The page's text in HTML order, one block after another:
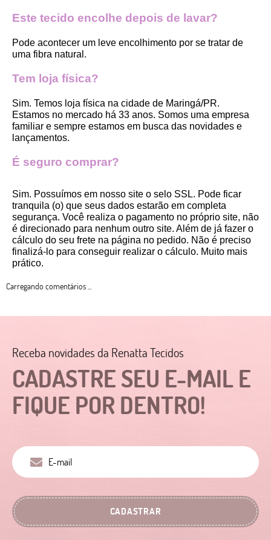
Este tecido encolhe depois de lavar?
Pode acontecer um leve encolhimento por se tratar de
uma fibra natural.
Tem loja física?
Sim. Temos loja física na cidade de Maringá/PR.
Estamos no mercado há 33 anos. Somos uma empresa
familiar e sempre estamos em busca das novidades e
lançamentos.
É seguro comprar?
Sim. Possuímos em nosso site o selo SSL. Pode ficar
tranquila (o) que seus dados estarão em completa
segurança. Você realiza o pagamento no próprio site, não
é direcionado para nenhum outro site. Além de já fazer o
cálculo do seu frete na página no pedido. Não é preciso
finalizá-lo para conseguir realizar o cálculo. Muito mais
prático.
Carregando comentários ...
CADASTRE SEU E-MAIL E
FIQUE POR DENTRO!
Receba novidades da Renatta Tecidos
CADASTRAR